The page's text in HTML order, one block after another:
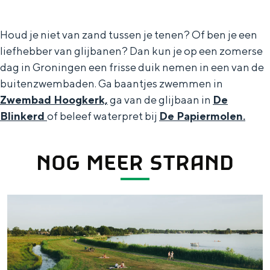
t
a
a
l
H
i
e
t
E
n
g
l
h
e
e
z
u
r
d
e
r
km
o
l
e
n
Houd je niet van zand tussen je tenen? Of ben je een
liefhebber van glijbanen? Dan kun je op een zomerse
dag in Groningen een frisse duik nemen in een van de
buitenzwembaden. Ga baantjes zwemmen in
Zwembad Hoogkerk,ga van de glijbaan in De
Blinkerd of beleef waterpret bij De Papiermolen.
NOG MEER STRAND
t
e